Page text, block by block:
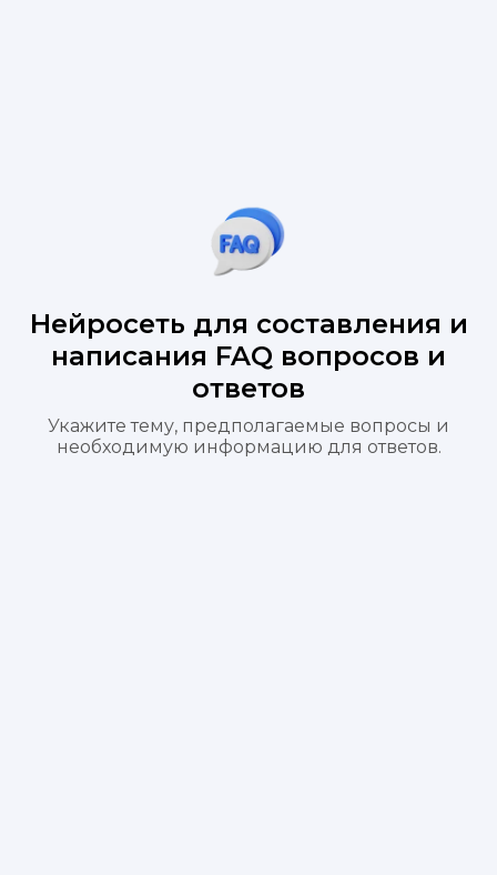
Нейросеть для составления и
написания FAQ вопросов и
ответов
Укажите тему, предполагаемые вопросы и
необходимую информацию для ответов.